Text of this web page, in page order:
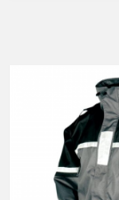
Poruka